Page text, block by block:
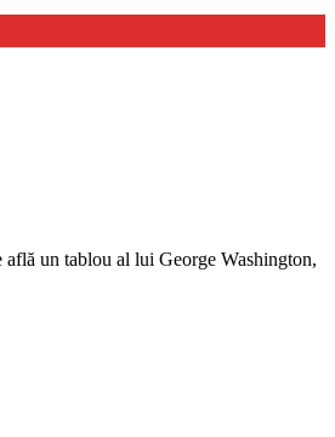
află un tablou al lui George Washington,